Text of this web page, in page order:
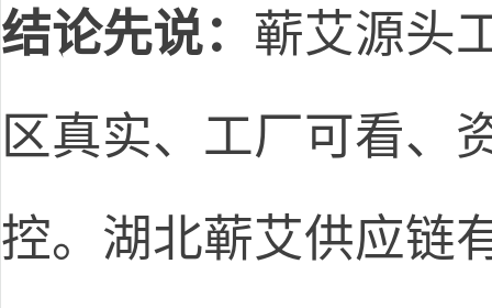
结论先说： 蕲艾源头
区真实、工厂可看、
控。湖北蕲艾供应链